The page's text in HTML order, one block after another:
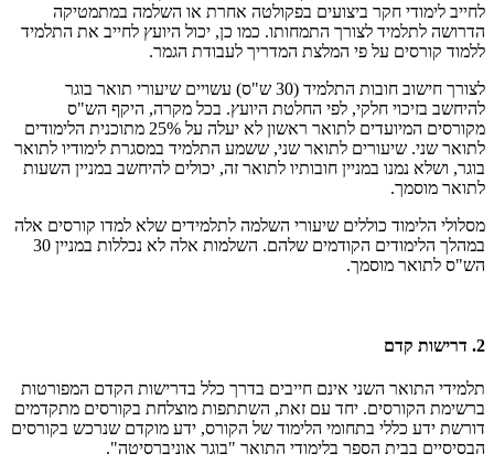
לחייב לימודי חקר ביצועים בפקולטה אחרת או השלמה במתמטיקה
הדרושה לתלמיד לצורך התמחותו. כמו כן, יכול היועץ לחייב את התלמיד
ללמוד קורסים על פי המלצת המדריך לעבודת הגמר.
לצורך חישוב חובות התלמיד (30 ש"ס) עשויים שיעורי תואר בוגר
להיחשב בזיכוי חלקי, לפי החלטת היועץ. בכל מקרה, היקף הש"ס
מקורסים המיועדים לתואר ראשון לא יעלה על 25% מתוכנית הלימודים
לתואר שני. שיעורים לתואר שני, ששמע התלמיד במסגרת לימודיו לתואר
בוגר, ושלא נמנו במניין חובותיו לתואר זה, יכולים להיחשב במניין השעות
לתואר מוסמך.
מסלולי הלימוד כוללים שיעורי השלמה לתלמידים שלא למדו קורסים אלה
במהלך הלימודים הקודמים שלהם. השלמות אלה לא נכללות במניין 30
הש"ס לתואר מוסמך.
2. דרישות קדם
תלמידי התואר השני אינם חייבים בדרך כלל בדרישות הקדם המפורטות
ברשימת הקורסים. יחד עם זאת, השתתפות מוצלחת בקורסים מתקדמים
דורשת ידע כללי בתחומי הלימוד של הקורס, ידע מוקדם שנרכש בקורסים
הבסיסיים בבית הספר בלימודי התואר "בוגר אוניברסיטה".